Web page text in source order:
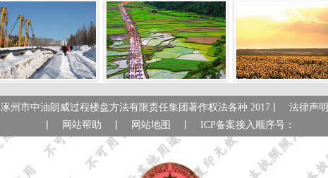
涿州市中油朗威过程楼盘方法有限责任集团著作权法各种 2017 | 法律声明
| 网站帮助 | 网站地图 | ICP备案接入顺序号：